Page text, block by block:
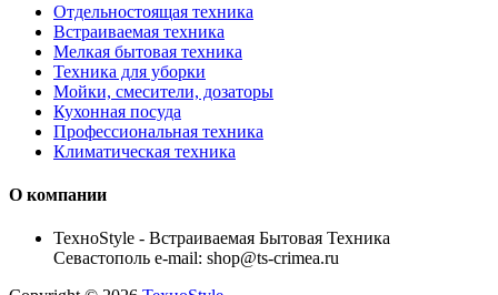
Отдельностоящая техника
Встраиваемая техника
Мелкая бытовая техника
Техника для уборки
Мойки, смесители, дозаторы
Кухонная посуда
Профессиональная техника
Климатическая техника
О компании
TexноStyle - Встраиваемая Бытовая Техника
Севастополь e-mail: shop@ts-crimea.ru